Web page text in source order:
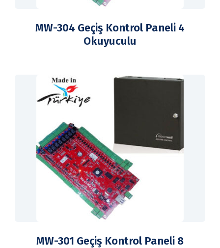
MW-304 Geçiş Kontrol Paneli 4
Okuyuculu
MW-301 Geçiş Kontrol Paneli 8